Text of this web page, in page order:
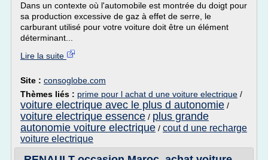
Dans un contexte où l'automobile est montrée du doigt pour
sa production excessive de gaz à effet de serre, le
carburant utilisé pour votre voiture doit être un élément
déterminant...
Lire la suite
Site : consoglobe.com
Thèmes liés : prime pour l achat d une voiture electrique /
voiture electrique avec le plus d autonomie /
voiture electrique essence / plus grande
autonomie voiture electrique / cout d une recharge
voiture electrique